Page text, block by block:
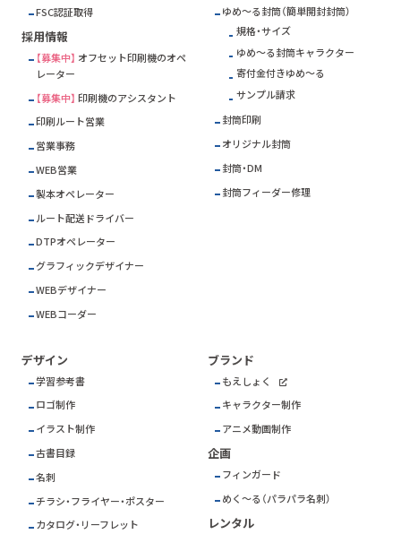
FSC認証取得
採用情報
【募集中】 オフセット印刷機のオペ
レーター
【募集中】 印刷機のアシスタント
印刷ルート営業
営業事務
WEB営業
製本オペレーター
ルート配送ドライバー
DTPオペレーター
グラフィックデザイナー
WEBデザイナー
WEBコーダー
ゆめ～る封筒（簡単開封封筒）
規格・サイズ
ゆめ～る封筒キャラクター
寄付金付きゆめ～る
サンプル請求
封筒印刷
オリジナル封筒
封筒・DM
封筒フィーダー修理
デザイン
学習参考書
ロゴ制作
イラスト制作
古書目録
名刺
チラシ・フライヤー・ポスター
カタログ・リーフレット
ブランド
もえしょく
キャラクター制作
アニメ動画制作
企画
フィンガード
めく～る（パラパラ名刺）
レンタル